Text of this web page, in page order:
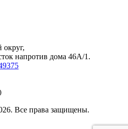
округ,
напротив дома 46А/1.
Все права защищены.